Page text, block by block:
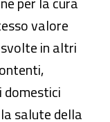
valore
in altri
salute della